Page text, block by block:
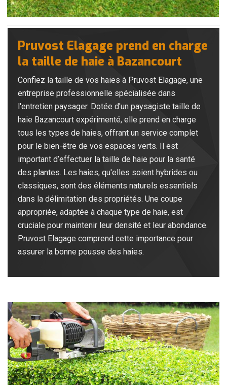
Pruvost Elagage prend en charge
la taille de haie à Bazancourt
Confiez la taille de vos haies à Pruvost Elagage, une
entreprise professionnelle spécialisée dans
l'entretien paysager. Dotée d'un paysagiste taille de
haie Bazancourt expérimenté, elle prend en charge
tous les types de haies, offrant un service complet
pour le bien-être de vos espaces verts. Il est
important d’effectuer la taille de haie pour la santé
des plantes. Les haies, qu'elles soient hybrides ou
classiques, sont des éléments naturels essentiels
dans la délimitation des propriétés. Une coupe
appropriée, adaptée à chaque type de haie, est
cruciale pour maintenir leur densité et leur abondance.
Pruvost Elagage comprend cette importance pour
assurer la bonne pousse des haies.